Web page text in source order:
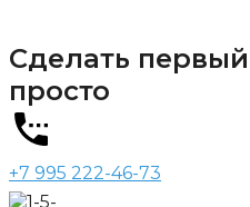
Сделать
просто
+7 995 222-46-73